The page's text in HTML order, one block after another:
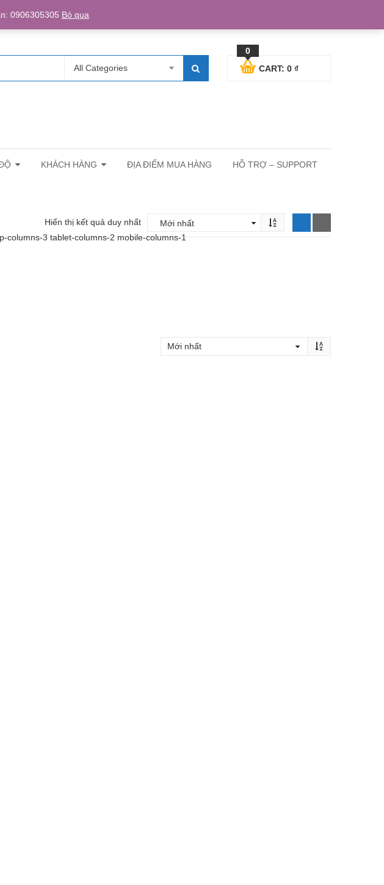
Login/Register
All Categories
0
CART: 0 ₫
KHÁCH HÀNG ĐỊA ĐIỂM MUA HÀNG HỖ TRỢ – SUPPORT
Hiển thị kết quả duy nhất
columns-3 tablet-columns-2 mobile-columns-1
0906305305 Bỏ qua